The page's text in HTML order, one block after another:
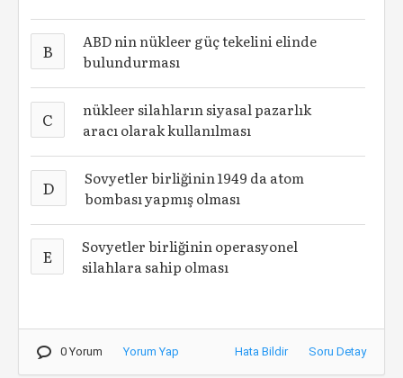
B
ABD nin nükleer güç tekelini elinde
bulundurması
C
nükleer silahların siyasal pazarlık
aracı olarak kullanılması
D
Sovyetler birliğinin 1949 da atom
bombası yapmış olması
E
Sovyetler birliğinin operasyonel
silahlara sahip olması
0 Yorum Yorum Yap Hata Bildir Soru Detay